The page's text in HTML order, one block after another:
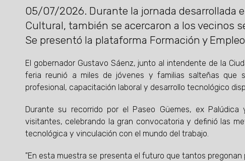
05/07/2026. Durante la jornada desarrollada
Cultural, también se acercaron a los vecinos
Se presentó la plataforma Formación y
El gobernador Gustavo Sáenz, junto al intendente de la
feria reunió a miles de jóvenes y familias salteñas que
profesional, capacitación laboral y desarrollo tecnológico
Durante su recorrido por el Paseo Güemes, ex
visitantes, celebrando la gran convocatoria y definió las
tecnológica y vinculación con el mundo del trabajo.
"En esta muestra se presenta el futuro que tantos